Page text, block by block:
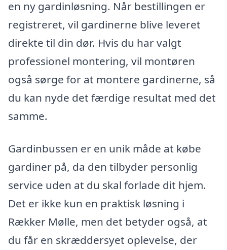
en ny gardinløsning. Når bestillingen er
registreret, vil gardinerne blive leveret
direkte til din dør. Hvis du har valgt
professionel montering, vil montøren
også sørge for at montere gardinerne, så
du kan nyde det færdige resultat med det
samme.
Gardinbussen er en unik måde at købe
gardiner på, da den tilbyder personlig
service uden at du skal forlade dit hjem.
Det er ikke kun en praktisk løsning i
Rækker Mølle, men det betyder også, at
du får en skræddersyet oplevelse, der